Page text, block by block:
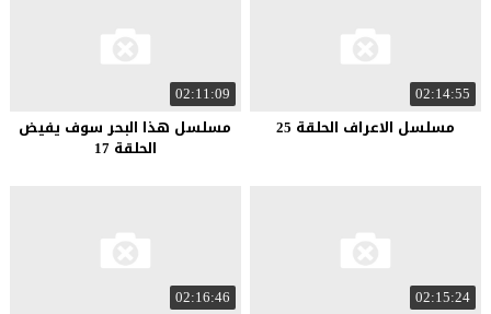
02:14:55
مسلسل الاعراف الحلقة 25
02:11:09
مسلسل هذا البحر سوف يفيض
الحلقة 17
02:15:24
02:16:46